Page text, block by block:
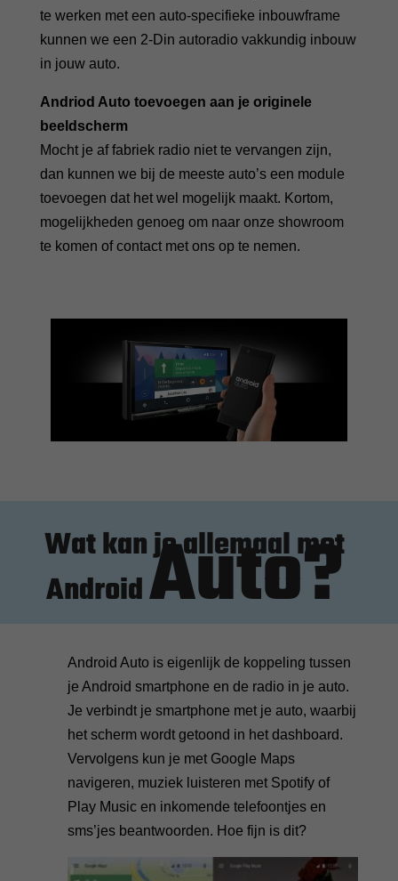
te werken met een auto-specifieke inbouwframe
kunnen we een 2-Din autoradio vakkundig inbouw
in jouw auto.
Andriod Auto toevoegen aan je originele
beeldscherm
Mocht je af fabriek radio niet te vervangen zijn,
dan kunnen we bij de meeste auto’s een module
toevoegen dat het wel mogelijk maakt. Kortom,
mogelijkheden genoeg om naar onze showroom
te komen of contact met ons op te nemen.
Wat kan je allemaalmet
AndroidAuto?
Android Auto is eigenlijk de koppeling tussen
je Android smartphone en de radio in je auto.
Je verbindt je smartphone met je auto, waarbij
het scherm wordt getoond in het dashboard.
Vervolgens kun je met Google Maps
navigeren, muziek luisteren met Spotify of
Play Music en inkomende telefoontjes en
sms’jes beantwoorden. Hoe fijn is dit?